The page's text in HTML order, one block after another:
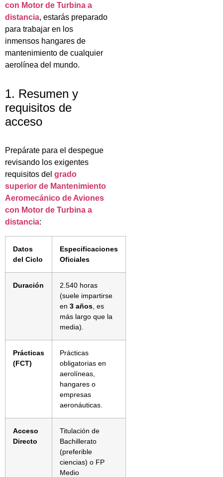
con Motor de Turbina a
distancia, estarás preparado
para trabajar en los
inmensos hangares de
mantenimiento de cualquier
aerolínea del mundo.
1. Resumen y
requisitos de
acceso
Prepárate para el despegue
revisando los exigentes
requisitos del grado
superior de Mantenimiento
Aeromecánico de Aviones
con Motor de Turbina a
distancia:
Datos
del Ciclo
Especificaciones
Oficiales
Duración
2.540 horas
(suele impartirse
en 3 años , es
más largo que la
media).
Prácticas
(FCT)
Prácticas
obligatorias en
aerolíneas,
hangares o
empresas
aeronáuticas.
Acceso
Directo
Titulación de
Bachillerato
(preferible
ciencias) o FP
Medio